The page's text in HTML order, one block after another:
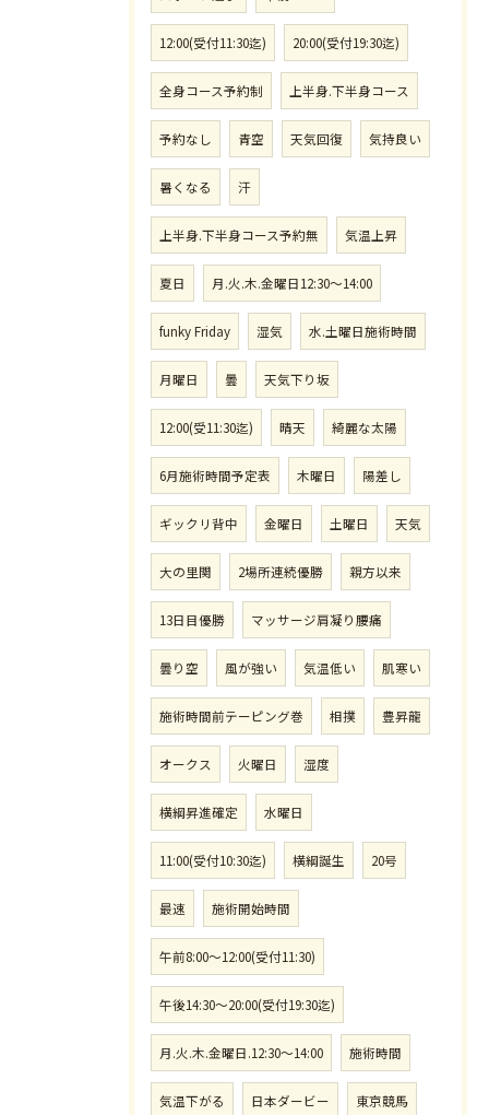
12:00(受付11:30迄) 20:00(受付19:30迄)
全身コース予約制 上半身.下半身コース
予約なし 青空 天気回復 気持良い
暑くなる 汗
上半身.下半身コース予約無 気温上昇
夏日 月.火.木.金曜日12:30〜14:00
funky Friday 湿気 水.土曜日施術時間
月曜日 曇 天気下り坂
12:00(受11:30迄) 晴天 綺麗な太陽
6月施術時間予定表 木曜日 陽差し
ギックリ背中 金曜日 土曜日 天気
大の里関 2場所連続優勝 親方以来
13日目優勝 マッサージ肩凝り腰痛
曇り空 風が強い 気温低い 肌寒い
施術時間前テーピング巻 相撲 豊昇龍
オークス 火曜日 湿度
横綱昇進確定 水曜日
11:00(受付10:30迄) 横綱誕生 20号
最速 施術開始時間
午前8:00〜12:00(受付11:30)
午後14:30〜20:00(受付19:30迄)
月.火.木.金曜日.12:30〜14:00 施術時間
気温下がる 日本ダービー 東京競馬